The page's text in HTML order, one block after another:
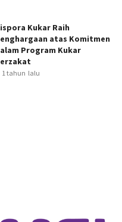
Kukar Raih
atas Komitmen
Program Kukar
1 tahun lalu